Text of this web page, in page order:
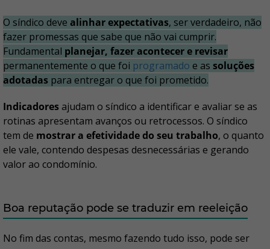
O síndico deve alinhar expectativas, ser verdadeiro, não
fazer promessas que sabe que não vai cumprir.
Fundamental planejar, fazer acontecer e revisar
permanentemente o que foi programado e as soluções
adotadas para entregar o que foi prometido.
Indicadoresajudam o síndico a identificar e avaliar se as
rotinas apresentam avanços ou retrocessos. O síndico
tem de mostrar a efetividade do seu trabalho, o quanto
ele vale, contendo despesas desnecessárias e gerando
valor ao condomínio.
Boa reputação pode se traduzir em reeleição
No fim das contas, mesmo fazendo tudo isso, pode ser